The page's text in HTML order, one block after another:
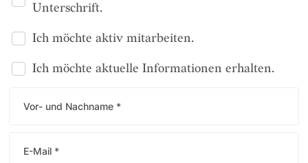
Unterschrift.
Ich möchte aktiv mitarbeiten.
Ich möchte aktuelle Informationen erhalten.